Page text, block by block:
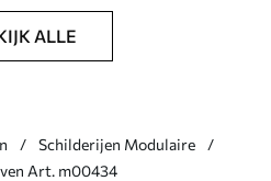
ALLE
Schilderijen Modulaire
Art. m00434